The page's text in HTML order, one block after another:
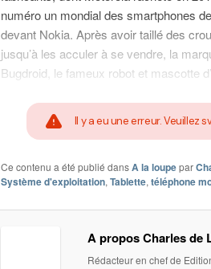
numéro un mondial des smartphones
devant Nokia. Après avoir taillé des
jusqu’à les acculer à se vendre, la
Bugdroid, le fameux robot et mascotte
Il y a eu une erreur. Veuillez
Ce contenu a été publié dansA la loupepar
Système d'exploitation, Tablette, téléphone
A propos Charles de
Rédacteur en chef de